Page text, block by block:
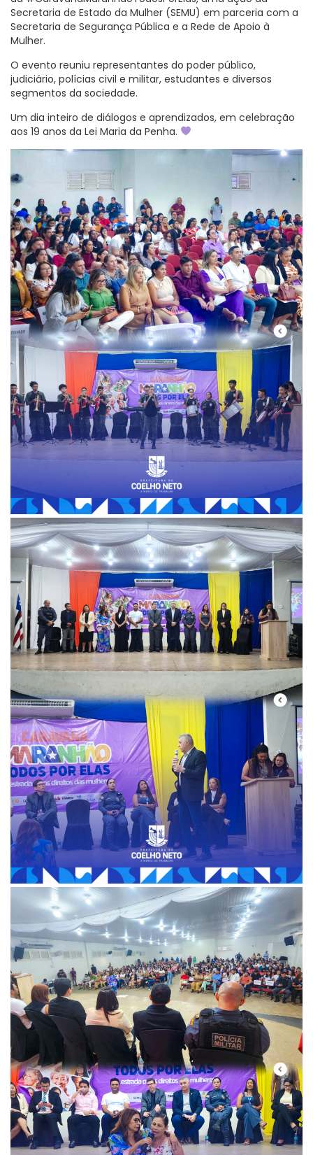
Secretaria de Estado da Mulher (SEMU) em parceria com a
Secretaria de Segurança Pública e a Rede de Apoio à
Mulher.
O evento reuniu representantes do poder público,
judiciário, polícias civil e militar, estudantes e diversos
segmentos da sociedade.
Um dia inteiro de diálogos e aprendizados, em celebração
aos 19 anos da Lei Maria da Penha.